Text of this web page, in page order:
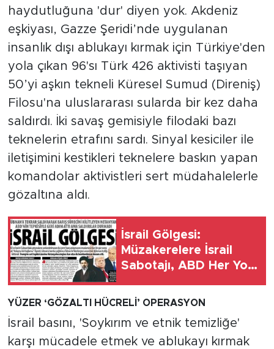
haydutluğuna 'dur' diyen yok. Akdeniz
eşkiyası, Gazze Şeridi’nde uygulanan
insanlık dışı ablukayı kırmak için Türkiye'den
yola çıkan 96'sı Türk 426 aktivisti taşıyan
50’yi aşkın tekneli Küresel Sumud (Direniş)
Filosu'na uluslararası sularda bir kez daha
saldırdı. İki savaş gemisiyle filodaki bazı
teknelerin etrafını sardı. Sinyal kesiciler ile
iletişimini kestikleri teknelere baskın yapan
komandolar aktivistleri sert müdahalelerle
gözaltına aldı.
İsrail Gölgesi:
Müzakerelere İsrail
Sabotajı, ABD Her Yolu
YÜZER ‘GÖZALTI HÜCRELİ’ OPERASYON
İsrail basını, 'Soykırım ve etnik temizliğe'
karşı mücadele etmek ve ablukayı kırmak
MEDYA KÖŞESİ
FOTO GALERİ
VİDEOLAR
ALINTI YAZARLAR
SOSYAL MEDYA